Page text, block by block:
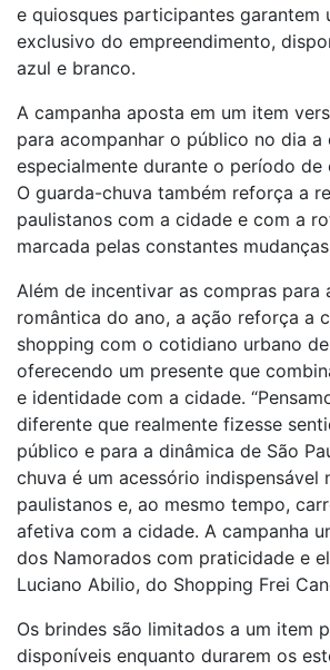
e quiosques participantes garantem
exclusivo do empreendimento,
azul e branco.
A campanha aposta em um item
para acompanhar o público no dia a
especialmente durante o período de
O guarda-chuva também reforça a
paulistanos com a cidade e com a
marcada pelas constantes
Além de incentivar as compras para
romântica do ano, a ação reforça a
shopping com o cotidiano urbano de
oferecendo um presente que
e identidade com a cidade.
diferente que realmente fizesse
público e para a dinâmica de São
chuva é um acessório indispensável
paulistanos e, ao mesmo tempo,
afetiva com a cidade. A campanha
dos Namorados com praticidade e
Luciano Abilio, do Shopping Frei
Os brindes são limitados a um item
disponíveis enquanto durarem os